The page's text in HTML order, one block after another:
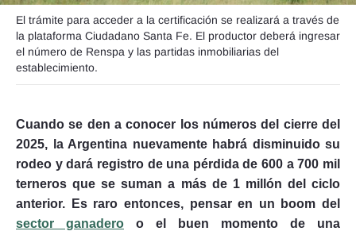
El trámite para acceder a la certificación se realizará a través de
la plataforma Ciudadano Santa Fe. El productor deberá ingresar
el número de Renspa y las partidas inmobiliarias del
establecimiento.
Cuando se den a conocer los números del cierre del
2025, la Argentina nuevamente habrá disminuido su
rodeo y dará registro de una pérdida de 600 a 700 mil
terneros que se suman a más de 1 millón del ciclo
anterior.
Es raro entonces, pensar en un boom del
sector ganadero o el buen momento de una